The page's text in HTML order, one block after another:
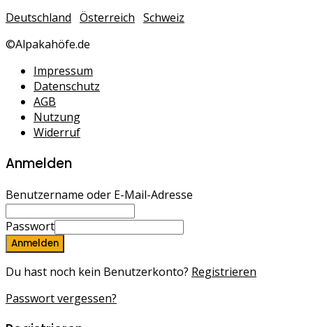
Deutschland Österreich Schweiz
©Alpakahöfe.de
Impressum
Datenschutz
AGB
Nutzung
Widerruf
Anmelden
Benutzername oder E-Mail-Adresse
Passwort
Anmelden
Du hast noch kein Benutzerkonto? Registrieren
Passwort vergessen?